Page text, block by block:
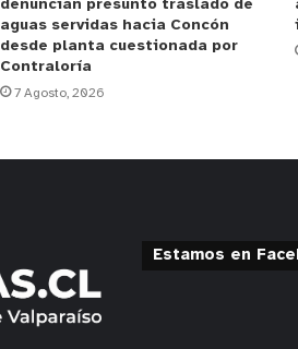
denuncian presunto traslado de
aguas servidas hacia Concón
desde planta cuestionada por
Contraloría
7 Agosto, 2026
Estamos en